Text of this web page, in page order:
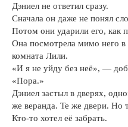
Дэниел не ответил сразу.
Сначала он даже не понял
Потом они ударили его, как
Она посмотрела мимо него в
комната Лили.
«И я не уйду без неё», —
«Пора.»
Дэниел застыл в дверях,
же веранда. Те же двери. Но
Кто-то хотел её забрать.